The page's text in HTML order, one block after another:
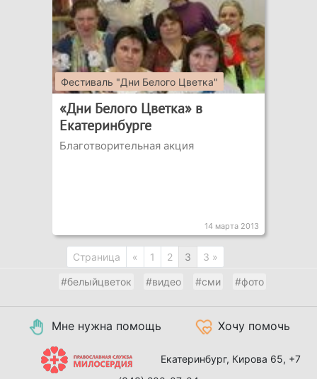
Фестиваль "Дни Белого Цветка"
«Дни Белого Цветка» в
Екатеринбурге
Благотворительная акция
14 марта 2013
Страница « 1 2 3 3 »
#белыйцветок #видео #сми #фото
Мне нужна помощь Хочу помочь
Екатеринбург, Кирова 65, +7